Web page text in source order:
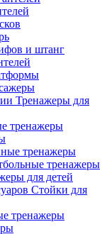
и штанг
Тренажеры для
тренажеры
тренажеры
тренажеры
для детей
Стойки для
тренажеры